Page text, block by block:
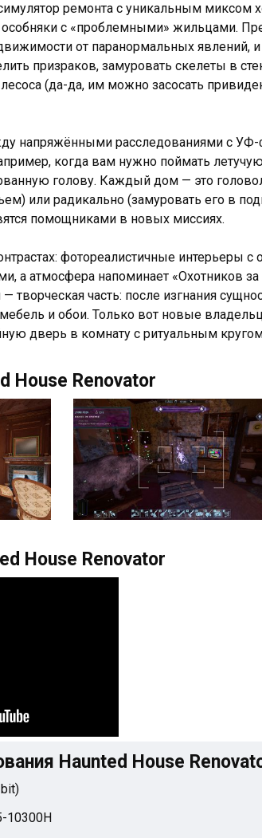
ремонта с уникальным миксом
особняки с «проблемными» жильцами.
от паранормальных явлений,
призраков, замуровать скелеты в
(да-да, им можно засосать
напряжёнными расследованиями с
когда вам нужно поймать
голову. Каждый дом — это
или радикально (замуровать его в
помощниками в новых миссиях.
фотореалистичные интерьеры
а атмосфера напоминает «Охотников
творческая часть: после изгнания
и обои. Только вот новые
дверь в комнату с ритуальным
House Renovator
House Renovator
Haunted House
10300H